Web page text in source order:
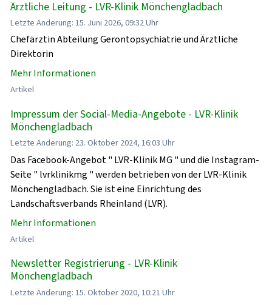
Ärztliche Leitung - LVR-Klinik Mönchengladbach
Letzte Änderung: 15. Juni 2026, 09:32 Uhr
Chefärztin Abteilung Gerontopsychiatrie und Ärztliche
Direktorin
Mehr Informationen
Artikel
Impressum der Social-Media-Angebote - LVR-Klinik
Mönchengladbach
Letzte Änderung: 23. Oktober 2024, 16:03 Uhr
Das Facebook-Angebot " LVR-Klinik MG " und die Instagram-
Seite " lvrklinikmg " werden betrieben von der LVR-Klinik
Mönchengladbach. Sie ist eine Einrichtung des
Landschaftsverbands Rheinland (LVR).
Mehr Informationen
Artikel
Newsletter Registrierung - LVR-Klinik
Mönchengladbach
Letzte Änderung: 15. Oktober 2020, 10:21 Uhr